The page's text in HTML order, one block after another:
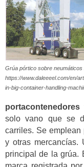
Grúa pórtico sobre neumáticos
https://www.daleeeel.com/en/
in-big-container-handling-
portacontenedores
solo vano que se
carriles. Se
y otras mercancías.
principal de la grúa.